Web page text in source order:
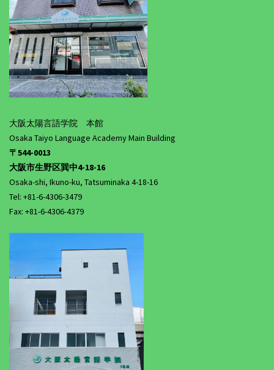
大阪太陽言語学院 本館
Osaka Taiyo Language Academy Main Building
〒544-0013
大阪市生野区巽中4-18-16
Osaka-shi, Ikuno-ku, Tatsuminaka 4-18-16
Tel: +81-6-4306-3479
Fax: +81-6-4306-4379